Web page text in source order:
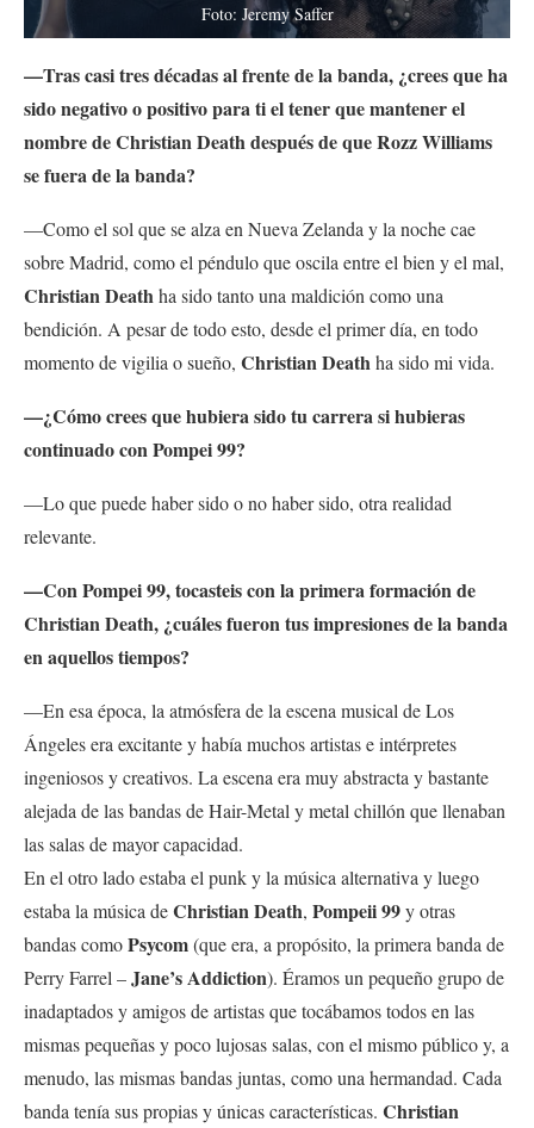
Foto: Jeremy Saffer
—Tras casi tres décadas al frente de la banda, ¿crees que ha
sido negativo o positivo para ti el tener que mantener el
nombre de Christian Death después de que Rozz Williams
se fuera de la banda?
—Como el sol que se alza en Nueva Zelanda y la noche cae
sobre Madrid, como el péndulo que oscila entre el bien y el mal,
Christian Death ha sido tanto una maldición como una
bendición. A pesar de todo esto, desde el primer día, en todo
momento de vigilia o sueño, Christian Death ha sido mi vida.
—¿Cómo crees que hubiera sido tu carrera si hubieras
continuado con Pompei 99?
—Lo que puede haber sido o no haber sido, otra realidad
relevante.
—Con Pompei 99, tocasteis con la primera formación de
Christian Death, ¿cuáles fueron tus impresiones de la banda
en aquellos tiempos?
—En esa época, la atmósfera de la escena musical de Los
Ángeles era excitante y había muchos artistas e intérpretes
ingeniosos y creativos. La escena era muy abstracta y bastante
alejada de las bandas de Hair-Metal y metal chillón que llenaban
las salas de mayor capacidad.
En el otro lado estaba el punk y la música alternativa y luego
estaba la música deChristian Death, Pompeii 99y otras
bandas comoPsycom(que era, a propósito, la primera banda de
Perry Farrel –Jane’s Addiction). Éramos un pequeño grupo de
inadaptados y amigos de artistas que tocábamos todos en las
mismas pequeñas y poco lujosas salas, con el mismo público y, a
menudo, las mismas bandas juntas, como una hermandad. Cada
banda tenía sus propias y únicas características. Christian